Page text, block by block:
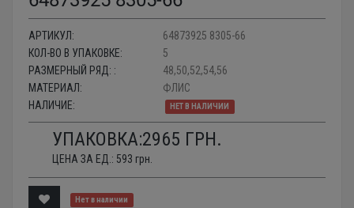
АРТИКУЛ:
64873925 8305-66
КОЛ-ВО В УПАКОВКЕ:
5
РАЗМЕРНЫЙ РЯД: :
48,50,52,54,56
МАТЕРИАЛ:
ФЛИС
НАЛИЧИЕ:
НЕТ В НАЛИЧИИ
УПАКОВКА:2965 ГРН.
ЦЕНА ЗА ЕД.: 593 грн.
Нет в наличии